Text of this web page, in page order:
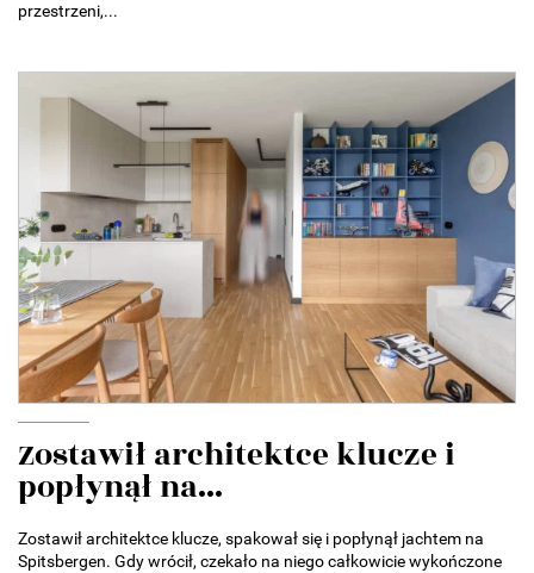
przestrzeni,...
Zostawił architektce klucze i
popłynął na...
Zostawił architektce klucze, spakował się i popłynął jachtem na
Spitsbergen. Gdy wrócił, czekało na niego całkowicie wykończone